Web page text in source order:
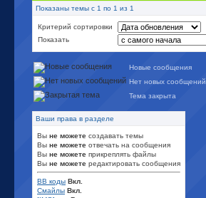
Показаны темы с 1 по 1 из 1
Критерий сортировки
Показать
Новые сообщения
Нет новых сообщений
Тема закрыта
Ваши права в разделе
Вы не можете создавать темы
Вы не можете отвечать на сообщения
Вы не можете прикреплять файлы
Вы не можете редактировать сообщения
BB коды Вкл.
Смайлы Вкл.